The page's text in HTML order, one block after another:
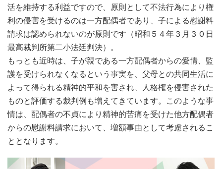
活を維持する利益ですので、原則として不法行為により権
利の侵害を受けるのは一方配偶者であり、子による慰謝料
請求は認められないのが原則です（昭和５４年３月３０日
最高裁判所第二小法廷判決）。
もっとも近時は、子が親である一方配偶者からの愛情、監
護を受けられなくなるという事実を、父母との共同生活に
よって得られる精神的平和を害され、人格権を侵害された
ものと評価する裁判例も増えてきています。このような事
情は、配偶者の不貞により精神的苦痛を受けた他方配偶者
からの慰謝料請求において、増額事由として考慮されるこ
ととなります。